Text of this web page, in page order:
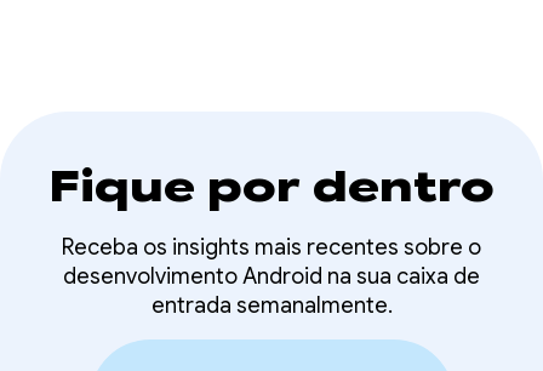
Fique por dentro
Receba os insights mais recentes sobre o
desenvolvimento Android na sua caixa de
entrada semanalmente.